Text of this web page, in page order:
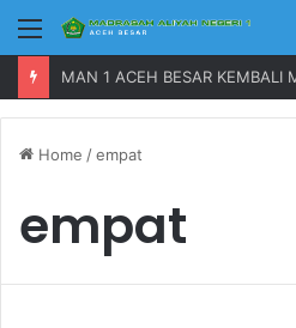
Menu
Home /empat
empat